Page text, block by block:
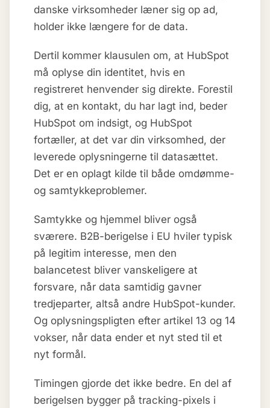
danske virksomheder læner sig op ad,
holder ikke længere for de data.
Dertil kommer klausulen om, at HubSpot
må oplyse din identitet, hvis en
registreret henvender sig direkte. Forestil
dig, at en kontakt, du har lagt ind, beder
HubSpot om indsigt, og HubSpot
fortæller, at det var din virksomhed, der
leverede oplysningerne til datasættet.
Det er en oplagt kilde til både omdømme-
og samtykkeproblemer.
Samtykke og hjemmel bliver også
sværere. B2B-berigelse i EU hviler typisk
på legitim interesse, men den
balancetest bliver vanskeligere at
forsvare, når data samtidig gavner
tredjeparter, altså andre HubSpot-kunder.
Og oplysningspligten efter artikel 13 og 14
vokser, når data ender et nyt sted til et
nyt formål.
Timingen gjorde det ikke bedre. En del af
berigelsen bygger på tracking-pixels i